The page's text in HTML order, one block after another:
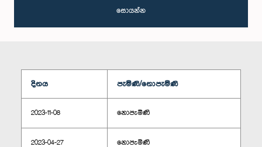
සොයන්න
දිනය පැමිණි/නොපැමිණි
2023-11-08 නොපැමිණි
2023-04-27 නොපැමිණි